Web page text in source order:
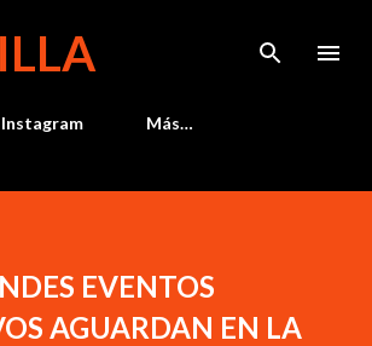
Instagram Más…
EVENTOS
AGUARDAN EN LA